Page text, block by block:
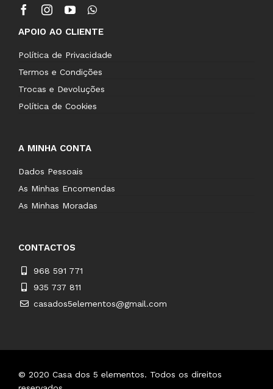
APOIO AO CLIENTE
Política de Privacidade
Termos e Condições
Trocas e Devoluções
Política de Cookies
A MINHA CONTA
Dados Pessoais
As Minhas Encomendas
As Minhas Moradas
CONTACTOS
968 591 771
935 737 811
casados5elementos@gmail.com
© 2020 Casa dos 5 elementos. Todos os direitos